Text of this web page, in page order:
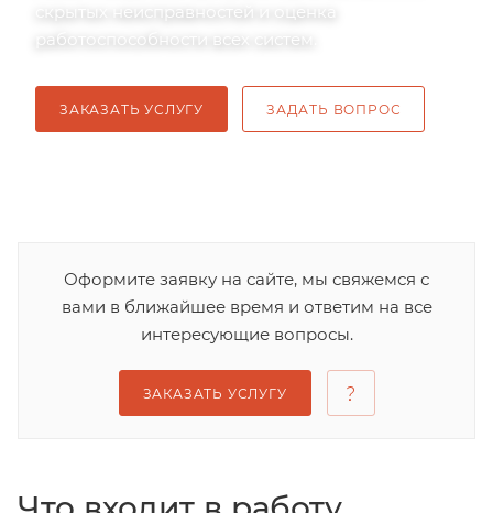
скрытых неисправностей и оценка
работоспособности всех систем.
ЗАКАЗАТЬ УСЛУГУ ЗАДАТЬ ВОПРОС
Оформите заявку на сайте, мы свяжемся с
вами в ближайшее время и ответим на все
интересующие вопросы.
ЗАКАЗАТЬ УСЛУГУ